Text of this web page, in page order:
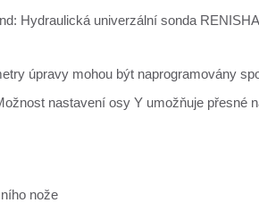
Hydraulická univerzální sonda
úpravy mohou být naprogramovány
nastavení osy Y umožňuje přesné
nože